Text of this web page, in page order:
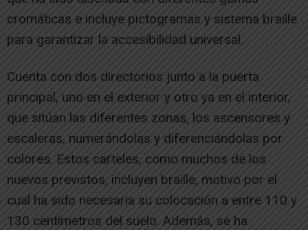
cromáticas e incluye pictogramas y sistema braille
para garantizar la accesibilidad universal.
Cuenta con dos directorios junto a la puerta
principal, uno en el exterior y otro ya en el interior,
que sitúan las diferentes zonas, los ascensores y
escaleras, numerándolas y diferenciándolas por
colores. Estos carteles, como muchos de los
nuevos previstos, incluyen braille, motivo por el
cual ha sido necesaria su colocación a entre 110 y
130 centímetros del suelo. Además, se ha